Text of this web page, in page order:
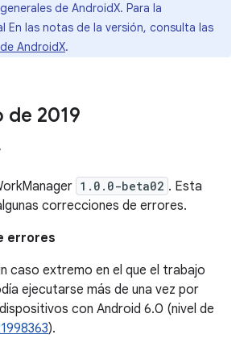
de AndroidX. Para la
En las notas de la versión, consulta las
AndroidX.
de 2019
1.0.0-beta02 . Esta
correcciones de errores.
errores
caso extremo en el que el trabajo
ejecutarse más de una vez por
con Android 6.0 (nivel de
).